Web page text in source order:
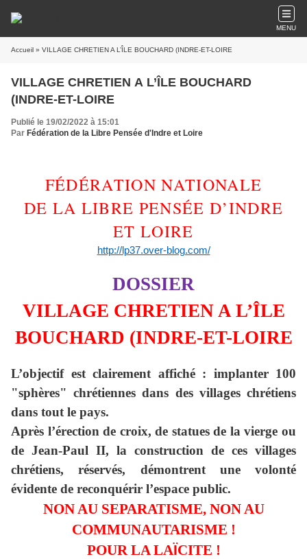
MENU
Accueil » VILLAGE CHRETIEN A L’ÎLE BOUCHARD (INDRE-ET-LOIRE
VILLAGE CHRETIEN A L’ÎLE BOUCHARD
(INDRE-ET-LOIRE
Publié le 19/02/2022 à 15:01
Par Fédération de la Libre Pensée d'Indre et Loire
FÉDÉRATION NATIONALE
DE LA LIBRE PENSÉE D’INDRE
ET LOIRE
http://lp37.over-blog.com/
DOSSIER
VILLAGE CHRETIEN A L’ÎLE
BOUCHARD (INDRE-ET-LOIRE
L’objectif est clairement affiché : implanter 100
"sphères" chrétiennes dans des villages chrétiens
dans tout le pays.
Après l’érection de croix, de statues de la vierge ou
de Jean-Paul II, la construction de ces villages
chrétiens, réservés, démontrent une volonté
évidente de reconquérir l’espace public.
NON AU SEPARATISME, NON AU
COMMUNAUTARISME !
POUR LA LAÏCITE !